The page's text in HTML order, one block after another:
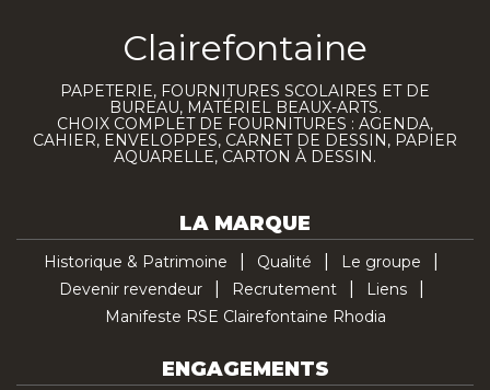
Clairefontaine
PAPETERIE, FOURNITURES SCOLAIRES ET DE
BUREAU, MATÉRIEL BEAUX-ARTS.
CHOIX COMPLET DE FOURNITURES : AGENDA,
CAHIER, ENVELOPPES, CARNET DE DESSIN, PAPIER
AQUARELLE, CARTON À DESSIN.
LA MARQUE
Historique & Patrimoine Qualité
Le groupe
Devenir revendeur
Recrutement
Liens
Manifeste RSE Clairefontaine Rhodia
ENGAGEMENTS